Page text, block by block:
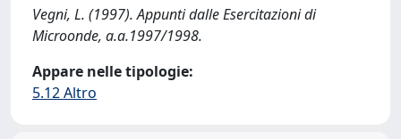
Vegni, L. (1997). Appunti dalle Esercitazioni di
Microonde, a.a.1997/1998.
Appare nelle tipologie:
5.12 Altro